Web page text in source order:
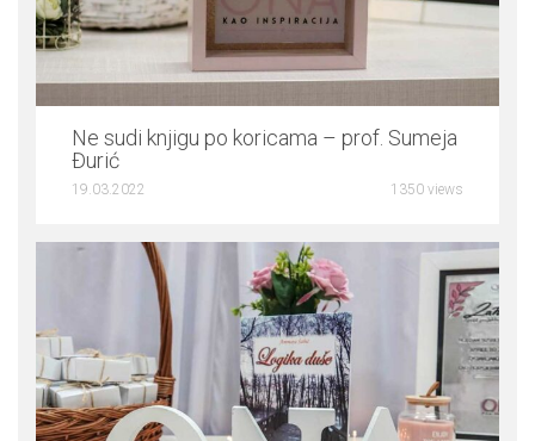
0
Ne sudi knjigu po koricama – prof. Sumeja
Đurić
19.03.2022 1350 views